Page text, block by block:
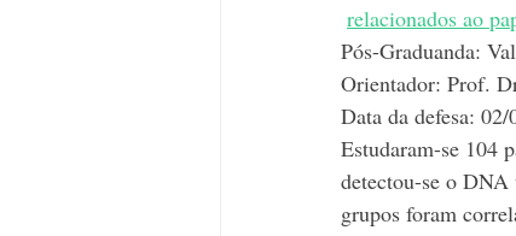
relacionados ao
Pós-Graduanda:
Orientador: Prof.
Data da defesa:
Estudaram-se 104
detectou-se o
grupos foram